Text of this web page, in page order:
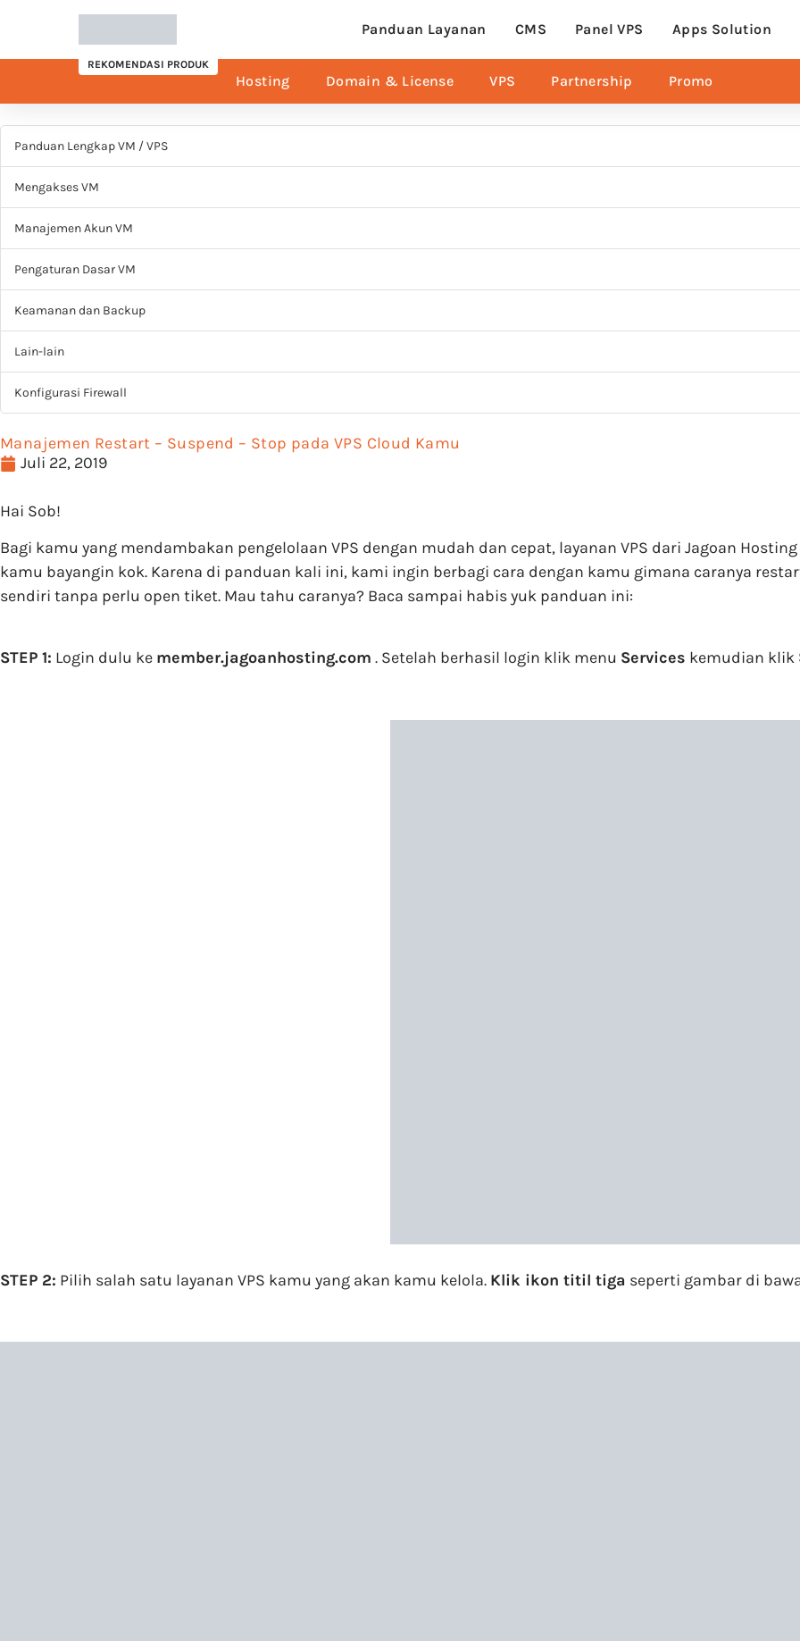
Panduan Layanan CMS Panel VPS Apps Solution
REKOMENDASI PRODUK
Hosting Domain & License VPS Partnership Promo
Panduan Lengkap VM / VPS
Mengakses VM
Manajemen Akun VM
Pengaturan Dasar VM
Keamanan dan Backup
Lain-lain
Konfigurasi Firewall
Manajemen Restart – Suspend – Stop pada VPS Cloud Kamu
Juli 22, 2019
Hai Sob!
Bagi kamu yang mendambakan pengelolaan VPS dengan mudah dan cepat, layanan VPS dari Jagoan
kamu bayangin kok. Karena di panduan kali ini, kami ingin berbagi cara dengan kamu gimana caranya
sendiri tanpa perlu open tiket. Mau tahu caranya? Baca sampai habis yuk panduan ini:
STEP 1: Login dulu ke member.jagoanhosting.com . Setelah berhasil login klik menu Services kemudian klik
STEP 2: Pilih salah satu layanan VPS kamu yang akan kamu kelola. Klik ikon titil tiga seperti gambar di